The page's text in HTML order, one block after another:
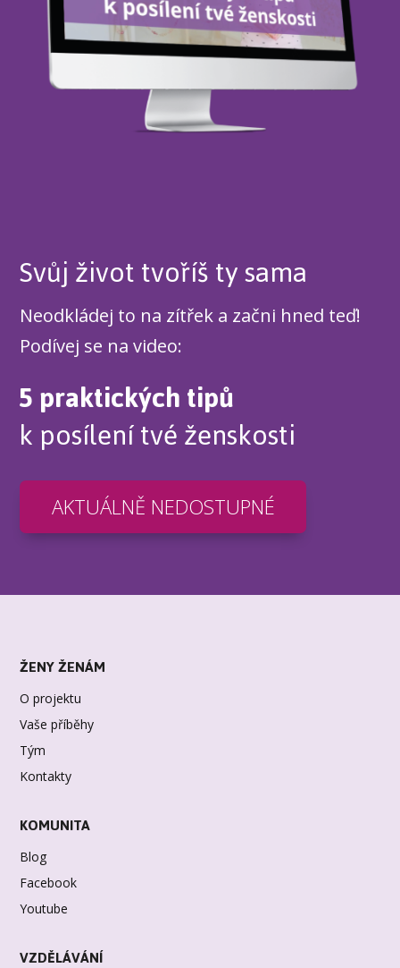
Svůj život tvoříš ty sama
Neodkládej to na zítřek a začni hned teď!
Podívej se na video:
5 praktických tipů
k posílení tvé ženskosti
AKTUÁLNĚ NEDOSTUPNÉ
ŽENY ŽENÁM
O projektu
Vaše příběhy
Tým
Kontakty
KOMUNITA
Blog
Facebook
Youtube
VZDĚLÁVÁNÍ